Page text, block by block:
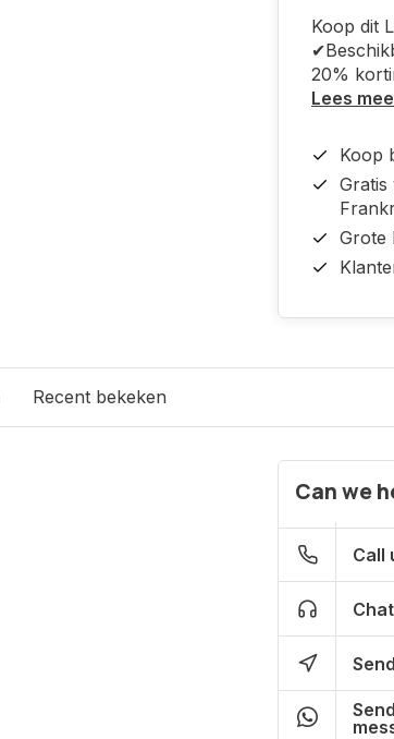
Koop dit
20%
Lees
Koop
Gratis
Grote
Recent bekeken
Can we
Call